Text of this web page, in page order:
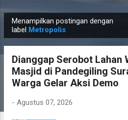
o
Menampilkan postingan dengan
label Metropolis
Dianggap Serobot Lahan
Masjid di Pandegiling
Warga Gelar Aksi Demo
- Agustus 07, 2026